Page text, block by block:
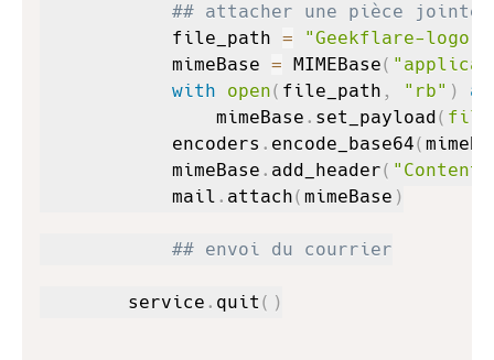
## attacher une pièce jointe
            file_path
=
"Geekflare-
            mimeBase
= MIMEBase(
with
open( file_path , "rb" )
as
                mimeBase
. set_payload( file
            encoders
. encode_base64(
            mimeBase
. add_header(
            mail
. attach( mimeBase )
## envoi du courrier
        service
. quit ( )